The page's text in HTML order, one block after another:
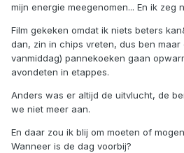
mijn energie meegenomen... En ik zeg
Film gekeken omdat ik niets beters
dan, zin in chips vreten, dus ben
vanmiddag) pannekoeken gaan
avondeten in etappes.
Anders was er altijd de uitvlucht, de
we niet meer aan.
En daar zou ik blij om moeten of
Wanneer is de dag voorbij?